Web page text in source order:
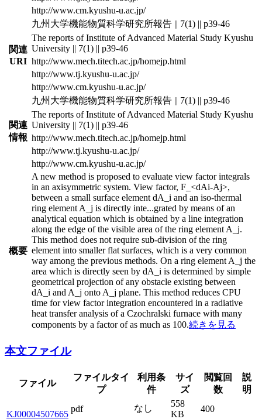
http://www.cm.kyushu-u.ac.jp/
関連
URI
九州大学機能物質科学研究所報告 || 7(1) || p39-46
The reports of Institute of Advanced Material Study Kyushu
University || 7(1) || p39-46
http://www.mech.titech.ac.jp/homejp.html
http://www.tj.kyushu-u.ac.jp/
http://www.cm.kyushu-u.ac.jp/
関連
情報
九州大学機能物質科学研究所報告 || 7(1) || p39-46
The reports of Institute of Advanced Material Study Kyushu
University || 7(1) || p39-46
http://www.mech.titech.ac.jp/homejp.html
http://www.tj.kyushu-u.ac.jp/
http://www.cm.kyushu-u.ac.jp/
概要
A new method is proposed to evaluate view factor integrals
in an axisymmetric system. View factor, F_<dAi-Aj>,
between a small surface element dA_i and an iso-thermal
ring element A_j is directly inte...grated by means of an
analytical equation which is obtained by a line integration
along the edge of the visible area of the ring element A_j.
This method does not require sub-division of the ring
element into smaller flat surfaces, which is a very common
way among the previous methods. On a ring element A_j the
area which is directly seen by dA_i is determined by simple
geometrical projection of any obstacle existing between
dA_i and A_j onto A_j plane. This method reduces CPU
time for view factor integration encountered in a radiative
heat transfer analysis of a Czochralski furnace with many
components by a factor of as much as 100.続きを見る
本文ファイル
ファイル
ファイルタイ
プ
利用条
件
サイ
ズ
閲覧回
数
説
明
KJ00004507665
pdf なし
558
KB
400